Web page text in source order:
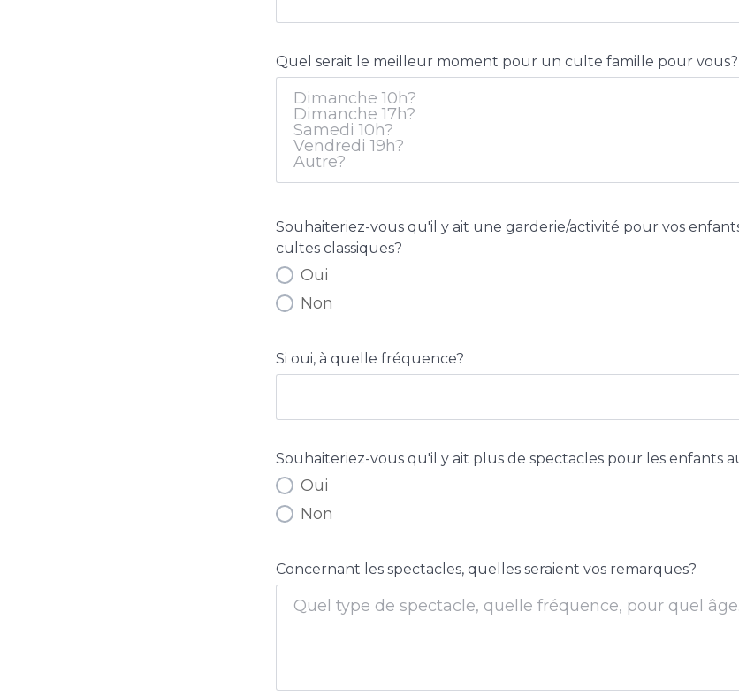
Quel serait le meilleur moment pour un culte famille pour vous?
Souhaiteriez-vous qu'il y ait une garderie/activité pour vos
cultes classiques?
Oui
Non
Si oui, à quelle fréquence?
Souhaiteriez-vous qu'il y ait plus de spectacles pour les enfants
Oui
Non
Concernant les spectacles, quelles seraient vos remarques?